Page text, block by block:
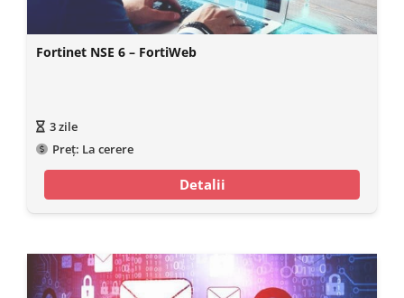
Fortinet NSE 6 – FortiWeb
3zile
Preț: La cerere
Detalii